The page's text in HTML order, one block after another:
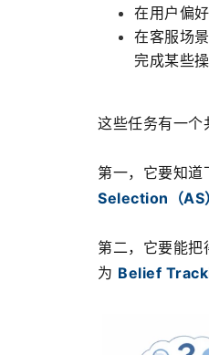
在用户偏
在客服场
完成某些操
这些任务有一个
第一，它要知道
Selection（AS
第二，它要能
为 Belief